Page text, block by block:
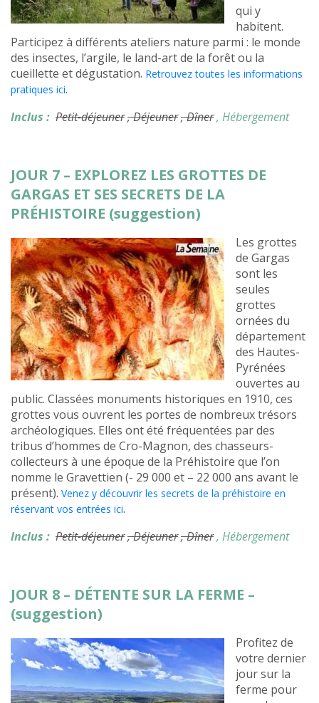
qui y
habitent.
Participez à différents ateliers nature parmi : le monde
des insectes, l’argile, le land-art de la forêt ou la
cueillette et dégustation. Retrouvez toutes les informations
pratiques ici.
Inclus : Petit-déjeuner, Déjeuner, Dîner, Hébergement
JOUR 7 – EXPLOREZ LES GROTTES DE
GARGAS ET SES SECRETS DE LA
PRÉHISTOIRE (suggestion)
Les grottes
de Gargas
sont les
seules
grottes
ornées du
département
des Hautes-
Pyrénées
ouvertes au
public. Classées monuments historiques en 1910, ces
grottes vous ouvrent les portes de nombreux trésors
archéologiques. Elles ont été fréquentées par des
tribus d’hommes de Cro-Magnon, des chasseurs-
collecteurs à une époque de la Préhistoire que l’on
nomme le Gravettien (- 29 000 et – 22 000 ans avant le
présent). Venez y découvrir les secrets de la préhistoire en
réservant vos entrées ici.
Inclus : Petit-déjeuner, Déjeuner, Dîner, Hébergement
JOUR 8 – DÉTENTE SUR LA FERME –
(suggestion)
Profitez de
votre dernier
jour sur la
ferme pour